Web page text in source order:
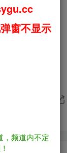
窗不显示
，频道内不定